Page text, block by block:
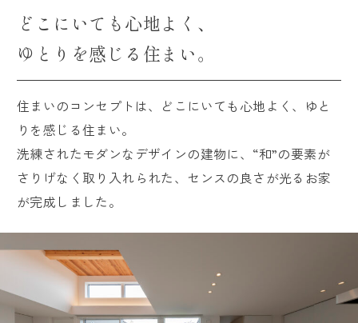
住宅性能
資金計画
保証・アフターフォロー
お客様満足度レビュー
LINE UP
よくあるご質問
読みもの
どこにいても心地よく、
ゆとりを感じる住まい。
住まいのコンセプトは、どこにいても心地よく、ゆと
りを感じる住まい。
洗練されたモダンなデザインの建物に、“和”の要素が
さりげなく取り入れられた、センスの良さが光るお家
が完成しました。